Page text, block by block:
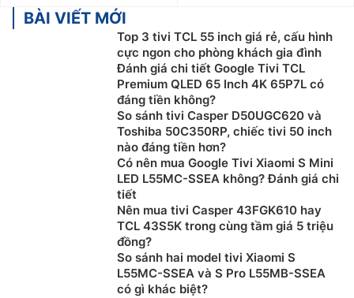
BÀI VIẾT MỚI
Top 3 tivi TCL 55 inch giá rẻ, cấu hình
cực ngon cho phòng khách gia đình
Đánh giá chi tiết Google Tivi TCL
Premium QLED 65 Inch 4K 65P7L có
đáng tiền không?
So sánh tivi Casper D50UGC620 và
Toshiba 50C350RP, chiếc tivi 50 inch
nào đáng tiền hơn?
Có nên mua Google Tivi Xiaomi S Mini
LED L55MC-SSEA không? Đánh giá chi
tiết
Nên mua tivi Casper 43FGK610 hay
TCL 43S5K trong cùng tầm giá 5 triệu
đồng?
So sánh hai model tivi Xiaomi S
L55MC-SSEA và S Pro L55MB-SSEA
có gì khác biệt?